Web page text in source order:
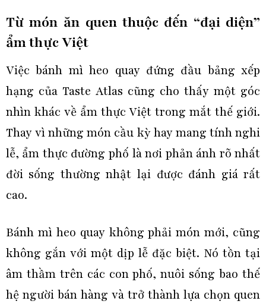
Từ món ăn quen thuộc đến “đại diện”
ẩm thực Việt
Việc bánh mì heo quay đứng đầu bảng xếp
hạng của Taste Atlas cũng cho thấy một góc
nhìn khác về ẩm thực Việt trong mắt thế giới.
Thay vì những món cầu kỳ hay mang tính nghi
lễ, ẩm thực đường phố là nơi phản ánh rõ nhất
đời sống thường nhật lại được đánh giá rất
cao.
Bánh mì heo quay không phải món mới, cũng
không gắn với một dịp lễ đặc biệt. Nó tồn tại
âm thầm trên các con phố, nuôi sống bao thế
hệ người bán hàng và trở thành lựa chọn quen